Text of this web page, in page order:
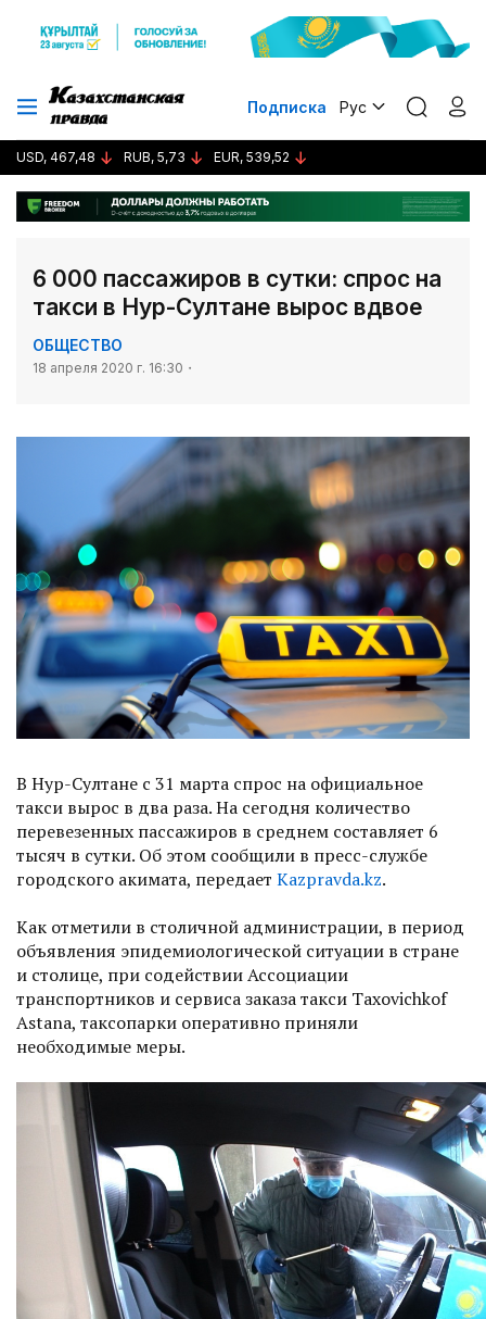
Подписка Рус
USD, 467,48 RUB, 5,73 EUR, 539,52
6 000 пассажиров в сутки: спрос на
такси в Нур-Султане вырос вдвое
ОБЩЕСТВО
18 апреля 2020 г. 16:30
В Нур-Султане с 31 марта спрос на официальное
такси вырос в два раза. На сегодня количество
перевезенных пассажиров в среднем составляет 6
тысяч в сутки. Об этом сообщили в пресс-службе
городского акимата, передает Kazpravda.kz.
Как отметили в столичной администрации, в период
объявления эпидемиологической ситуации в стране
и столице, при содействии Ассоциации
транспортников и сервиса заказа такси Taxovichkof
Astana, таксопарки оперативно приняли
необходимые меры.